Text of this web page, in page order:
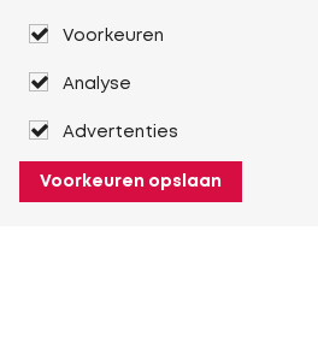
Voorkeuren
Analyse
Advertenties
Voorkeuren opslaan